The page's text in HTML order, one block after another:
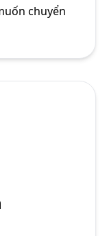
chuyển